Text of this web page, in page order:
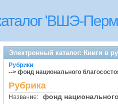
'ВШЭ-
Электронный каталог: Книги в
Рубрики
--> фонд национального
Рубрика
Название: фонд